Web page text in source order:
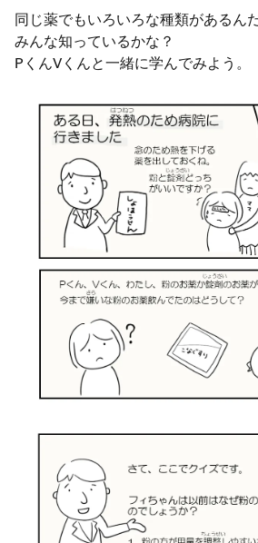
同じ薬でもいろいろな種類があるん
みんな知っているかな？
PくんVくんと一緒に学んでみよう。